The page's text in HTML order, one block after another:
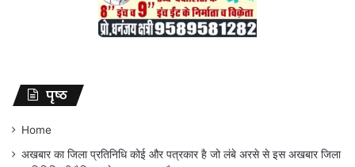
पृष्ठ
Home
अखबार का जिला प्रतिनिधि कोई और पत्रकार है जो लंबे अरसे से इस अखबार जिला